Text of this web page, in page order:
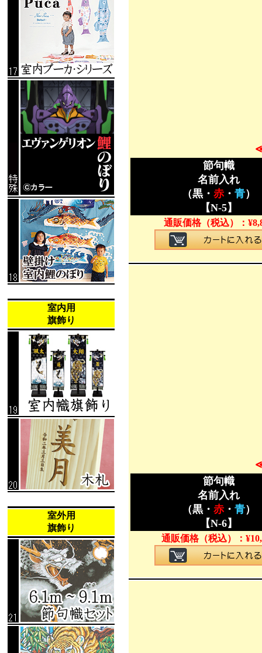
室内用
旗飾り
室外用
旗飾り
節句幟
名前入れ
（黒・ 赤・ 青）
【N-5】
通販価格（税込）： ¥
節句幟
名前入れ
（黒・ 赤・ 青）
【N-6】
通販価格（税込）： ¥